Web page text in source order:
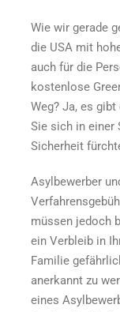
Wie wir gerade
die USA mit
auch für die
kostenlose
Weg? Ja, es
Sie sich in einer
Sicherheit
Asylbewerber
müssen jedoch
ein Verbleib in
Familie
anerkannt zu
eines